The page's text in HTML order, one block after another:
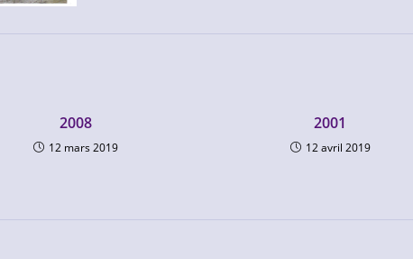
2008
12 mars 2019
2001
12 avril 2019